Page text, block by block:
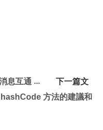
息互通
下一篇文
方法的建議和